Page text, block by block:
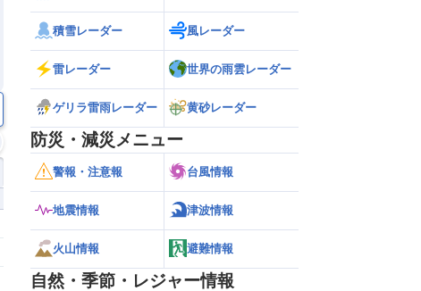
積雪レーダー 風レーダー
雷レーダー 世界の雨雲レーダー
ゲリラ雷雨レーダー 黄砂レーダー
防災・減災メニュー
警報・注意報 台風情報
地震情報 津波情報
火山情報 避難情報
自然・季節・レジャー情報